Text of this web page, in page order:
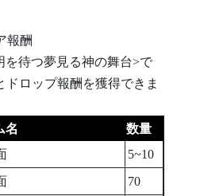
報酬
待つ夢見る神の舞台>で
ドロップ報酬を獲得できま
名
数量
5~10
70